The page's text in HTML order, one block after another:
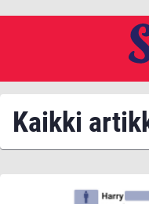
Kaikki